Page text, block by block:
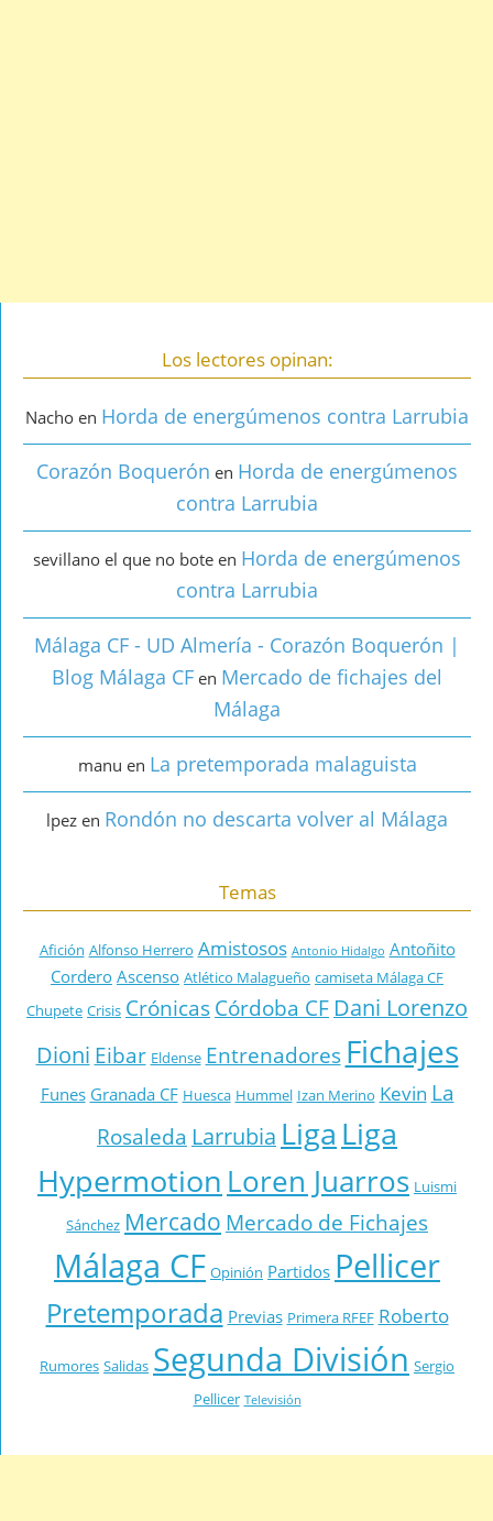
Los lectores opinan:
Nacho en Horda de energúmenos contra Larrubia
Corazón Boquerón en Horda de energúmenos
contra Larrubia
sevillano el que no bote en Horda de energúmenos
contra Larrubia
Málaga CF - UD Almería - Corazón Boquerón |
Blog Málaga CF en Mercado de fichajes del
Málaga
manu en La pretemporada malaguista
lpez en Rondón no descarta volver al Málaga
Temas
Afición Alfonso Herrero Amistosos Antonio Hidalgo Antoñito
CorderoAscenso Atlético Malagueño camiseta Málaga CF
Chupete Crisis Crónicas Córdoba CF Dani Lorenzo
Dioni Eibar Eldense Entrenadores Fichajes
Funes Granada CF Huesca Hummel Izan Merino Kevin La
Rosaleda Larrubia Liga Liga
Hypermotion Loren Juarros Luismi
Sánchez Mercado Mercado de Fichajes
Málaga CF Opinión Partidos Pellicer
Pretemporada Previas Primera RFEF Roberto
Rumores Salidas Segunda División Sergio
Pellicer Televisión